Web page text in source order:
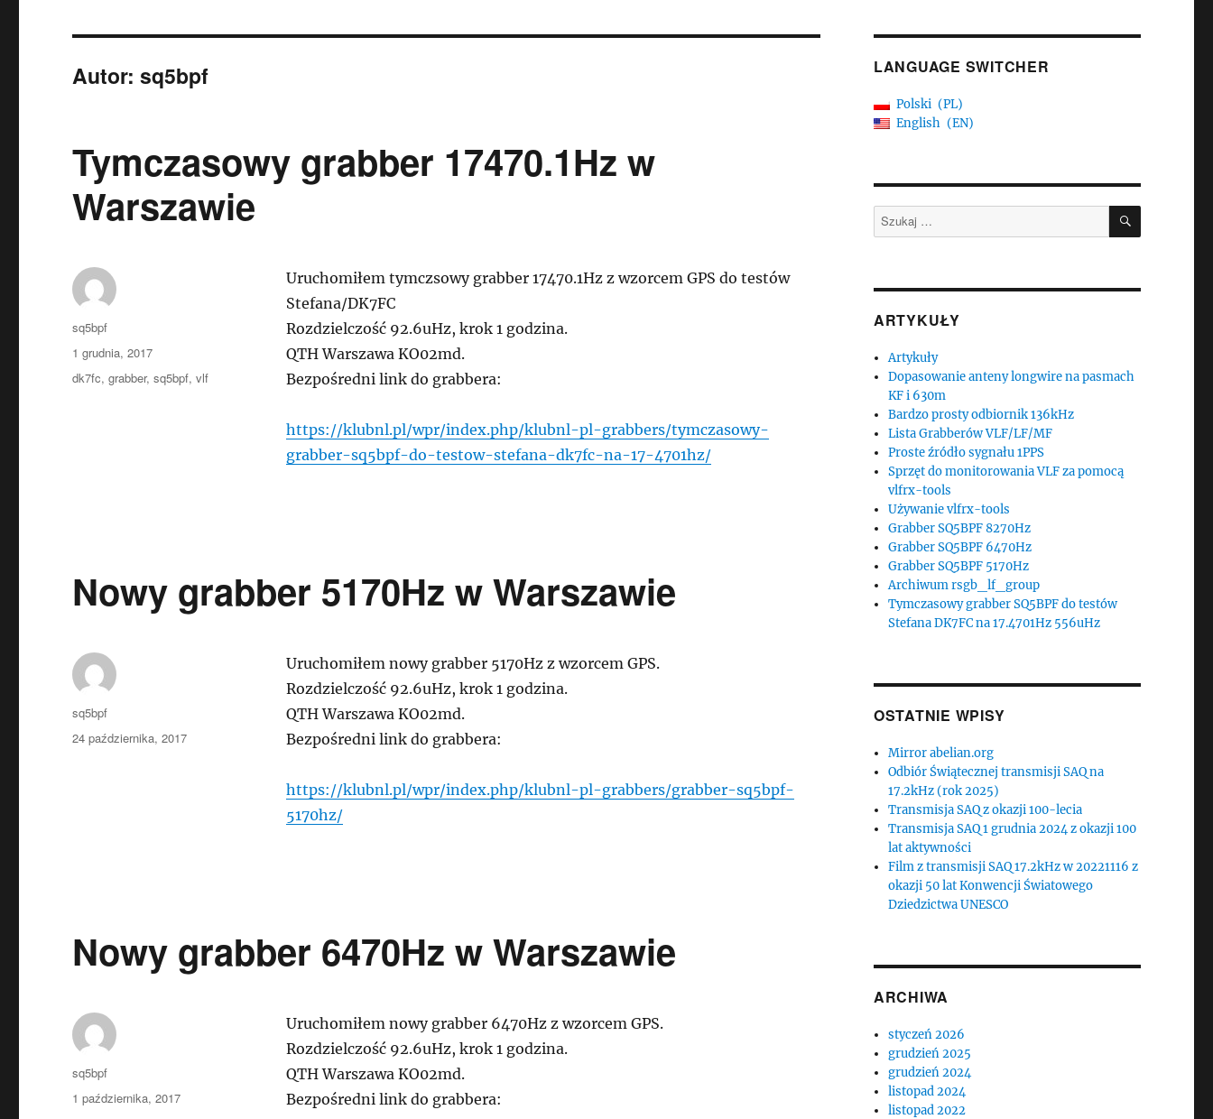
Autor:sq5bpf
Tymczasowy grabber 17470.1Hz w
Warszawie
Uruchomiłem tymczsowy grabber 17470.1Hz z wzorcem GPS do testów
Stefana/DK7FC
Rozdzielczość 92.6uHz, krok 1 godzina.
QTH Warszawa KO02md.
Bezpośredni link do grabbera:
https://klubnl.pl/wpr/index.php/klubnl-pl-grabbers/tymczasowy-
grabber-sq5bpf-do-testow-stefana-dk7fc-na-17-4701hz/
Autor
sq5bpf
Data
publikacji
1 grudnia, 2017
Tagi
dk7fc,grabber,sq5bpf,vlf
Nowy grabber 5170Hz w Warszawie
Uruchomiłem nowy grabber 5170Hz z wzorcem GPS.
Rozdzielczość 92.6uHz, krok 1 godzina.
QTH Warszawa KO02md.
Bezpośredni link do grabbera:
https://klubnl.pl/wpr/index.php/klubnl-pl-grabbers/grabber-sq5bpf-
5170hz/
Autor
sq5bpf
Data
24 października, 2017
Nowy grabber 6470Hz w Warszawie
Uruchomiłem nowy grabber 6470Hz z wzorcem GPS.
Rozdzielczość 92.6uHz, krok 1 godzina.
QTH Warszawa KO02md.
Bezpośredni link do grabbera:
Autor
sq5bpf
Data
1 października, 2017
LANGUAGE SWITCHER
Polski
PL
English
EN
Szukaj: SZUKAJ
ARTYKUŁY
Artykuły
Dopasowanie anteny longwire na pasmach
KF i 630m
Bardzo prosty odbiornik 136kHz
Lista Grabberów VLF/LF/MF
Proste źródło sygnału 1PPS
Sprzęt do monitorowania VLF za pomocą
vlfrx-tools
Używanie vlfrx-tools
Grabber SQ5BPF 8270Hz
Grabber SQ5BPF 6470Hz
Grabber SQ5BPF 5170Hz
Archiwum rsgb_lf_group
Tymczasowy grabber SQ5BPF do testów
Stefana DK7FC na 17.4701Hz 556uHz
OSTATNIE WPISY
Mirror abelian.org
Odbiór Świątecznej transmisji SAQ na
17.2kHz (rok 2025)
Transmisja SAQ z okazji 100-lecia
Transmisja SAQ 1 grudnia 2024 z okazji 100
lat aktywności
Film z transmisji SAQ 17.2kHz w 20221116 z
okazji 50 lat Konwencji Światowego
Dziedzictwa UNESCO
ARCHIWA
styczeń 2026
grudzień 2025
grudzień 2024
listopad 2024
listopad 2022